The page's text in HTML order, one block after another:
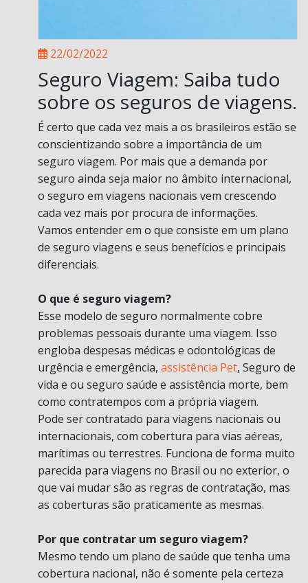
22/02/2022
Seguro Viagem: Saiba tudo
sobre os seguros de viagens.
É certo que cada vez mais a os brasileiros estão se
conscientizando sobre a importância de um
seguro viagem. Por mais que a demanda por
seguro ainda seja maior no âmbito internacional,
o seguro em viagens nacionais vem crescendo
cada vez mais por procura de informações.
Vamos entender em o que consiste em um plano
de seguro viagens e seus benefícios e principais
diferenciais.
O que é seguro viagem?
Esse modelo de seguro normalmente cobre
problemas pessoais durante uma viagem. Isso
engloba despesas médicas e odontológicas de
urgência e emergência, assistência Pet, Seguro de
vida e ou seguro saúde e assistência morte, bem
como contratempos com a própria viagem.
Pode ser contratado para viagens nacionais ou
internacionais, com cobertura para vias aéreas,
marítimas ou terrestres. Funciona de forma muito
parecida para viagens no Brasil ou no exterior, o
que vai mudar são as regras de contratação, mas
as coberturas são praticamente as mesmas.
Por que contratar um seguro viagem?
Mesmo tendo um plano de saúde que tenha uma
cobertura nacional, não é somente pela certeza